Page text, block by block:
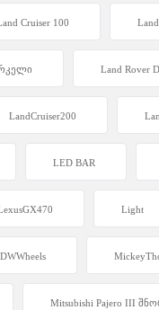
Cruiser 100
Land Rover
LandCruiser200
LED BAR
Light
Mitsubishi Pajero III